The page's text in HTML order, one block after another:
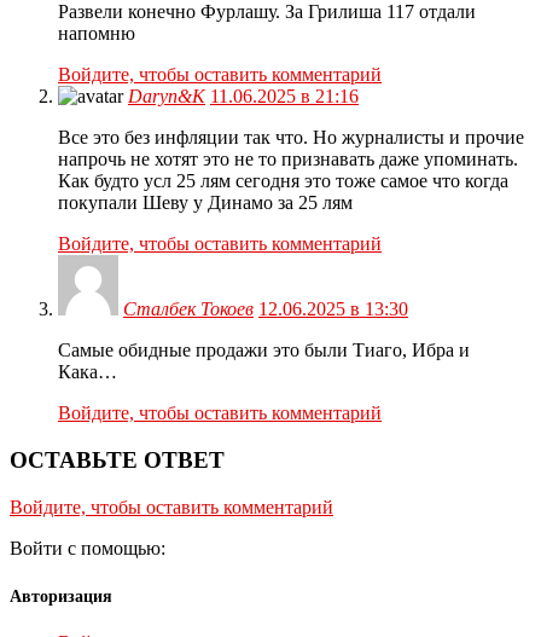
Развели конечно Фурлашу. За Грилиша 117 отдали
напомню
Войдите, чтобы оставить комментарий
Daryn&K 11.06.2025 в 21:16
Все это без инфляции так что. Но журналисты и прочие
напрочь не хотят это не то признавать даже упоминать.
Как будто усл 25 лям сегодня это тоже самое что когда
покупали Шеву у Динамо за 25 лям
Войдите, чтобы оставить комментарий
Сталбек Токоев 12.06.2025 в 13:30
Самые обидные продажи это были Тиаго, Ибра и
Кака…
Войдите, чтобы оставить комментарий
ОСТАВЬТЕ ОТВЕТ
Войдите, чтобы оставить комментарий
Войти с помощью:
Авторизация